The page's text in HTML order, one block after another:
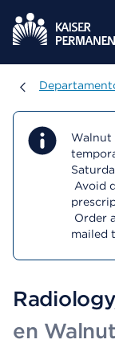
Walnut
Avoid
Order
mailed
en